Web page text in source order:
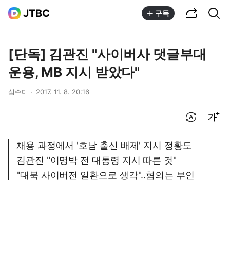
JTBC 구독
[단독] 김관진 "사이버사 댓글부대
운용, MB 지시 받았다"
심수미 2017. 11. 8. 20:16
채용 과정에서 '호남 출신 배제' 지시 정황도
김관진 "이명박 전 대통령 지시 따른 것"
"대북 사이버전 일환으로 생각"..혐의는 부인